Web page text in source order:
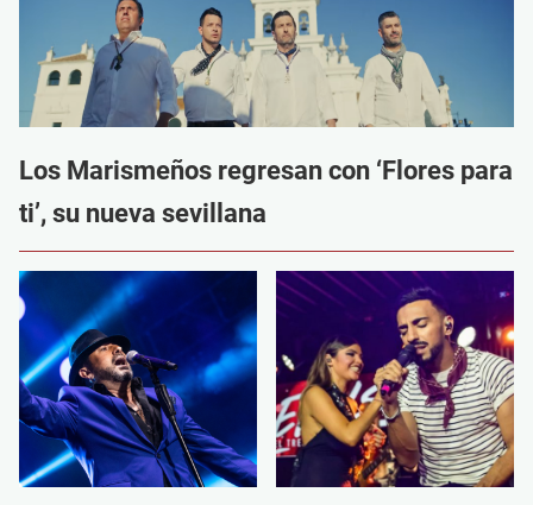
Los Marismeños regresan con ‘Flores para
ti’, su nueva sevillana